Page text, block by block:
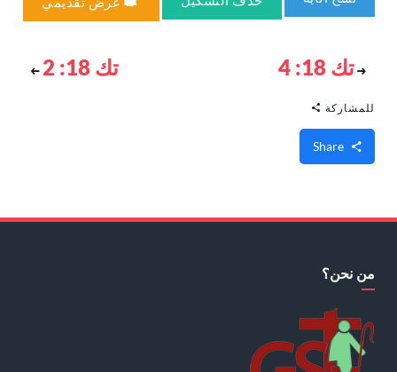
تك 18: 4 تك 18: 2
للمشاركة
من نحن؟